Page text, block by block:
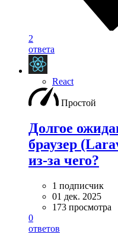
2
ответа
React
Простой
Долгое
браузер
из-за чего?
1 подписчик
01 дек. 2025
173 просмотра
0
ответов